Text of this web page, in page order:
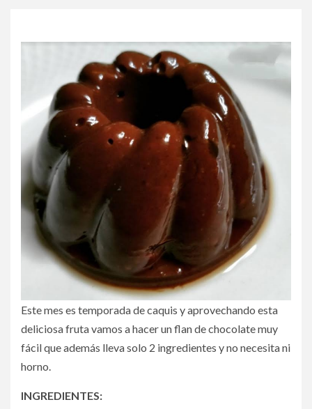
Este mes es temporada de caquis y aprovechando esta
deliciosa fruta vamos a hacer un flan de chocolate muy
fácil que además lleva solo 2 ingredientes y no necesita ni
horno.
INGREDIENTES: